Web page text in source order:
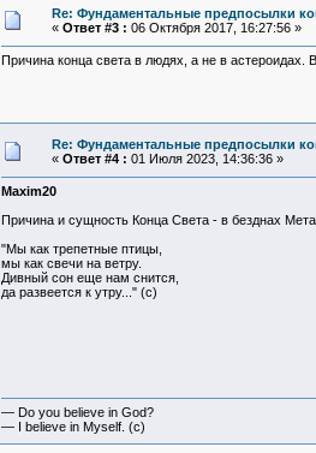
Re: Фундаментальные предпосылки
« Ответ #3 : 06 Октября 2017, 16:27:56 »
Причина конца света в людях, а не в
Re: Фундаментальные предпосылки
« Ответ #4 : 01 Июля 2023, 14:36:36 »
Maxim20
Причина и сущность Конца Света - в безднах
"Мы как трепетные птицы,
мы как свечи на ветру.
Дивный сон еще нам снится,
да развеется к утру..." (c)
— Do you believe in God?
— I believe in Myself. (c)